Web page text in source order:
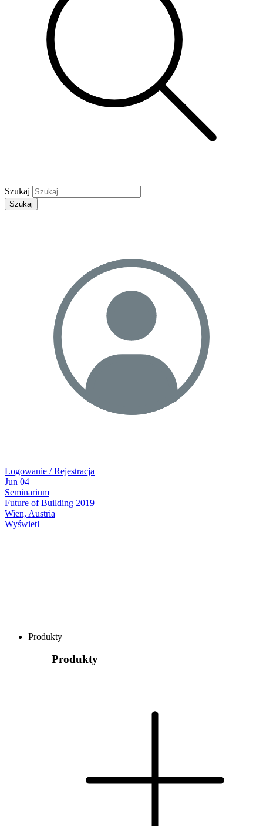
Szukaj
Szukaj
Logowanie / Rejestracja
Jun 04
Seminarium
Future of Building 2019
Wien, Austria
Wyświetl
Produkty
Produkty